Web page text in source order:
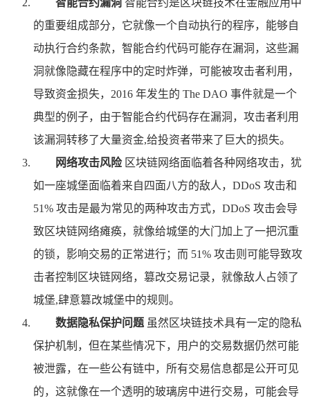
的重要组成部分，它就像一个自动执行的程序，能够自
动执行合约条款，智能合约代码可能存在漏洞，这些漏
洞就像隐藏在程序中的定时炸弹，可能被攻击者利用，
导致资金损失，2016 年发生的 The DAO 事件就是一个
典型的例子，由于智能合约代码存在漏洞，攻击者利用
该漏洞转移了大量资金,给投资者带来了巨大的损失。
网络攻击风险区块链网络面临着各种网络攻击，犹
如一座城堡面临着来自四面八方的敌人，DDoS 攻击和
51% 攻击是最为常见的两种攻击方式，DDoS 攻击会导
致区块链网络瘫痪，就像给城堡的大门加上了一把沉重
的锁，影响交易的正常进行；而 51% 攻击则可能导致攻
击者控制区块链网络，篡改交易记录，就像敌人占领了
城堡,肆意篡改城堡中的规则。
数据隐私保护问题 虽然区块链技术具有一定的隐私
保护机制，但在某些情况下，用户的交易数据仍然可能
被泄露，在一些公有链中，所有交易信息都是公开可见
的，这就像在一个透明的玻璃房中进行交易，可能会导